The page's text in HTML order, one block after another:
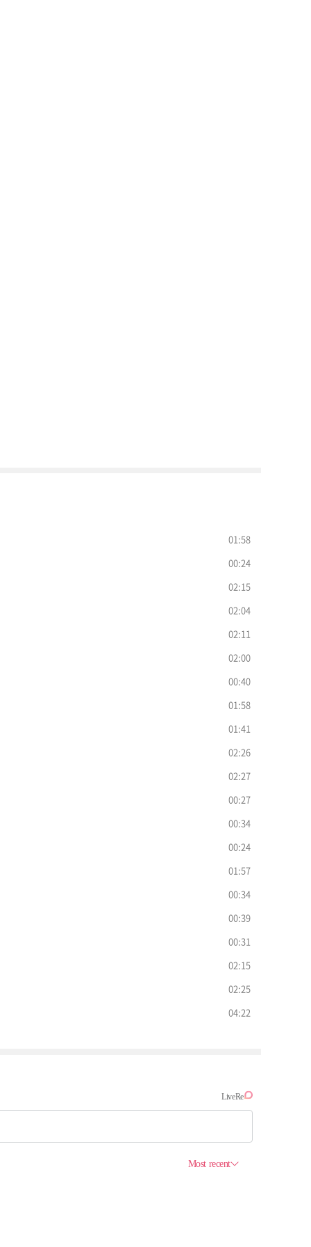
01:58
00:24
02:15
02:04
02:11
02:00
00:40
01:58
01:41
02:26
02:27
00:27
00:34
00:24
01:57
00:34
00:39
00:31
02:15
02:25
04:22